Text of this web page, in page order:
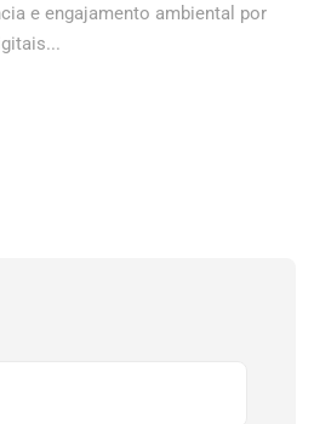
e engajamento ambiental por